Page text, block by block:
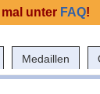
Medaillen
unter FAQ!